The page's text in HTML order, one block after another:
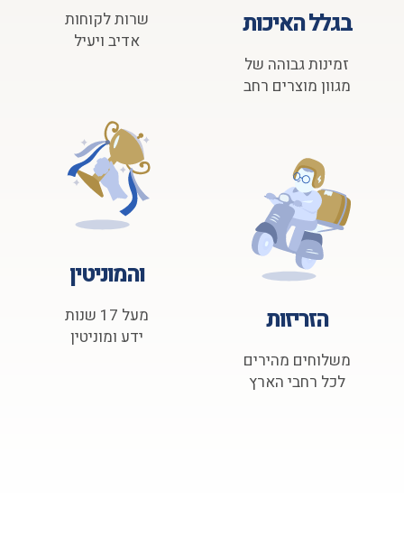
בגלל האיכות
זמינות גבוהה של
מגוון מוצרים רחב
שרות לקוחות
אדיב ויעיל
הזריזות
משלוחים מהירים
לכל רחבי הארץ
והמוניטין
מעל 17 שנות
ידע ומוניטין